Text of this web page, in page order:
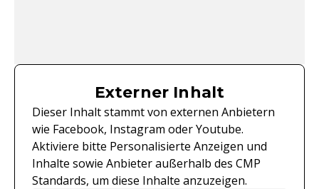
Externer Inhalt
Dieser Inhalt stammt von externen Anbietern
wie Facebook, Instagram oder Youtube.
Aktiviere bitte Personalisierte Anzeigen und
Inhalte sowie Anbieter außerhalb des CMP
Standards, um diese Inhalte anzuzeigen.